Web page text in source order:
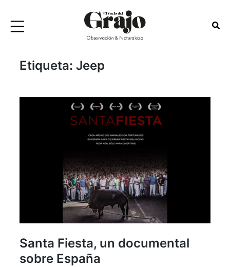
Etiqueta: Jeep
Santa Fiesta, un documental
sobre España